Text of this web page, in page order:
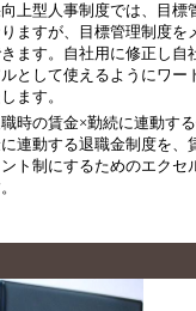
上型人事制度では、目標
ますが、目標管理制度を
きます。自社用に修正し自
として使えるようにワー
ます。
職時の賃金×勤続に連動す
連動する退職金制度を、
ト制にするためのエクセ